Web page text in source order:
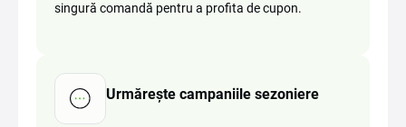
singură comandă pentru a profita de cupon.
Urmărește campaniile sezoniere